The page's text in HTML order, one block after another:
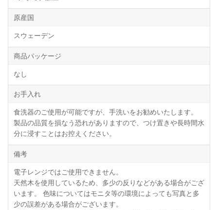
原産国
スウェーデン
商品パッケージ
なし
お手入れ
食洗器のご使用が可能ですが、手洗いをお勧めいたします。
製品の品質を損なう恐れがありますので、つけ置きや長時間水
分に浸すことはお控えください。
備考
電子レンジではご使用できません。
天然木を使用しているため、多少の反りなどがある場合がござ
います。 色味についてはモニタ等の環境によっても写真と多
少の誤差がある場合がございます。